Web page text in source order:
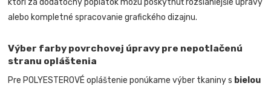
ktorí za dodatočný poplatok môžu poskytnúť rozsiahlejšie úpravy
alebo kompletné spracovanie grafického dizajnu.
Výber farby povrchovej úpravy pre nepotlačenú
stranu opláštenia
Pre POLYESTEROVÉ opláštenie ponúkame výber tkaniny s bielou